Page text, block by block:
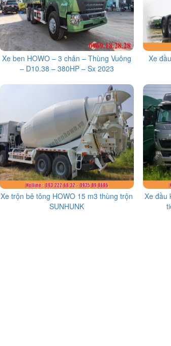
Xe ben HOWO – 3 chân – Thùng Vuông
– D10.38 – 380HP – Sx 2023
Xe
Xe trộn bê tông HOWO 15 m3 thùng trộn
SUNHUNK
Xe đầu